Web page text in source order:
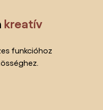
kreatív
funkcióhoz